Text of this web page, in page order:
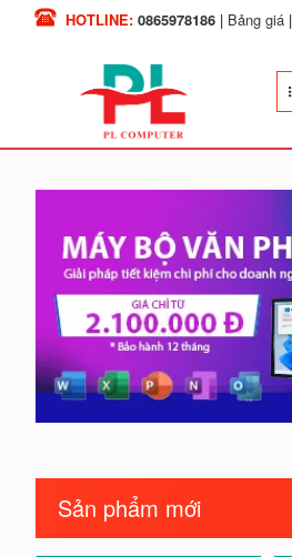
HOTLINE: 0865978186| Bảng giá|
Sản phẩm mới